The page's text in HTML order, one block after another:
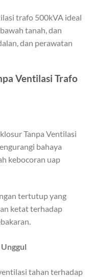
trafo 500kVA ideal
tanah, dan
dan perawatan
Ventilasi Trafo
Tanpa Ventilasi
bahaya
kebocoran uap
tertutup yang
ketat terhadap
tahan terhadap